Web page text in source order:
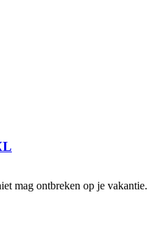
mag ontbreken op je vakantie.